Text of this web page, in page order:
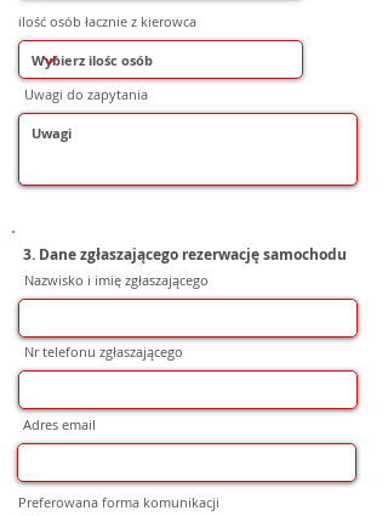
ilość osób łacznie z kierowca
Uwagi do zapytania
3. Dane zgłaszającego rezerwację samochodu
Nazwisko i imię zgłaszającego
Nr telefonu zgłaszającego
Adres email
Preferowana forma komunikacji